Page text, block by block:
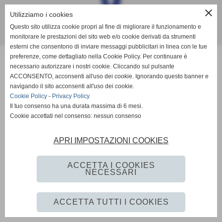
Realizzazione sito web www.istitutoformazioneintervento.it
close
Utilizziamo i cookies
Questo sito utilizza cookie propri al fine di migliorare il funzionamento e
monitorare le prestazioni del sito web e/o cookie derivati da strumenti
esterni che consentono di inviare messaggi pubblicitari in linea con le tue
preferenze, come dettagliato nella Cookie Policy. Per continuare è
necessario autorizzare i nostri cookie. Cliccando sul pulsante
ACCONSENTO, acconsenti all'uso dei cookie. Ignorando questo banner e
navigando il sito acconsenti all'uso dei cookie.
Cookie Policy - Privacy Policy
Il tuo consenso ha una durata massima di 6 mesi.
Cookie accettati nel consenso: nessun consenso
APRI IMPOSTAZIONI COOKIES
ACCETTA I COOKIES
NECESSARI
ACCETTA TUTTI I COOKIES